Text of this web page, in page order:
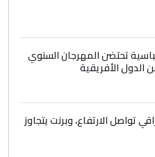
تحتضن المهرجان السنوي
الدول الأفريقية
تواصل الارتفاع، وبرنت يتجاوز